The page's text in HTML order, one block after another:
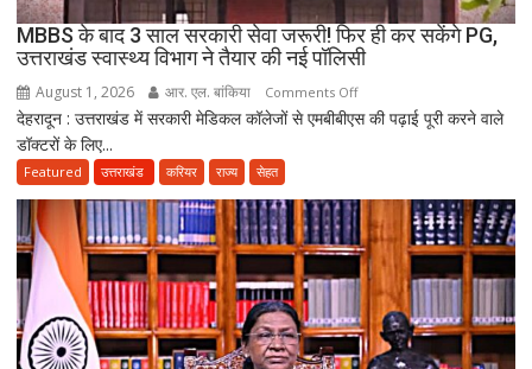
मौत,
दो
अब
भी
लापता
MBBS के बाद 3 साल सरकारी सेवा जरूरी! फिर ही कर सकेंगे PG,
उत्तराखंड स्वास्थ्य विभाग ने तैयार की नई पॉलिसी
August 1, 2026 आर. एल. बांकिया Comments Offon
MBBS
साल
सरकारी
सेवा
जरूरी!
फिर
ही
देहरादून : उत्तराखंड में सरकारी मेडिकल कॉलेजों से एमबीबीएस की पढ़ाई पूरी करने वाले
डॉक्टरों के लिए...
Featured उत्तराखंड करियर राज्य सेहत